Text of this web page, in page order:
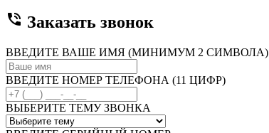
phone_in_talk Заказать звонок
ВВЕДИТЕ ВАШЕ ИМЯ (МИНИМУМ 2 СИМВОЛА)
ВВЕДИТЕ НОМЕР ТЕЛЕФОНА (11 ЦИФР)
ВЫБЕРИТЕ ТЕМУ ЗВОНКА